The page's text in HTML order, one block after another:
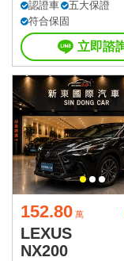
認證車
五大保證
符合保固
立即諮
152.80 萬
LEXUS
NX200